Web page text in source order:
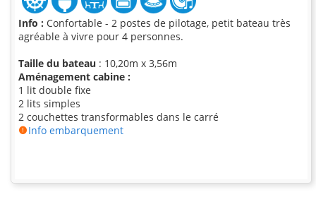
Info : Confortable - 2 postes de pilotage, petit bateau très
agréable à vivre pour 4 personnes.
Taille du bateau : 10,20m x 3,56m
Aménagement cabine :
1 lit double fixe
2 lits simples
2 couchettes transformables dans le carré
Info embarquement